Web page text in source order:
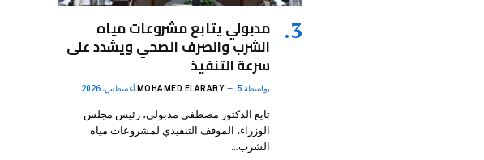
مدبولي يتابع مشروعات مياه
الشرب والصرف الصحي ويشدد على
سرعة التنفيذ
بواسطة MOHAMED ELARABY 5 أغسطس، 2026
تابع الدكتور مصطفى مدبولي، رئيس مجلس
الوزراء، الموقف التنفيذي لمشروعات مياه
الشرب…